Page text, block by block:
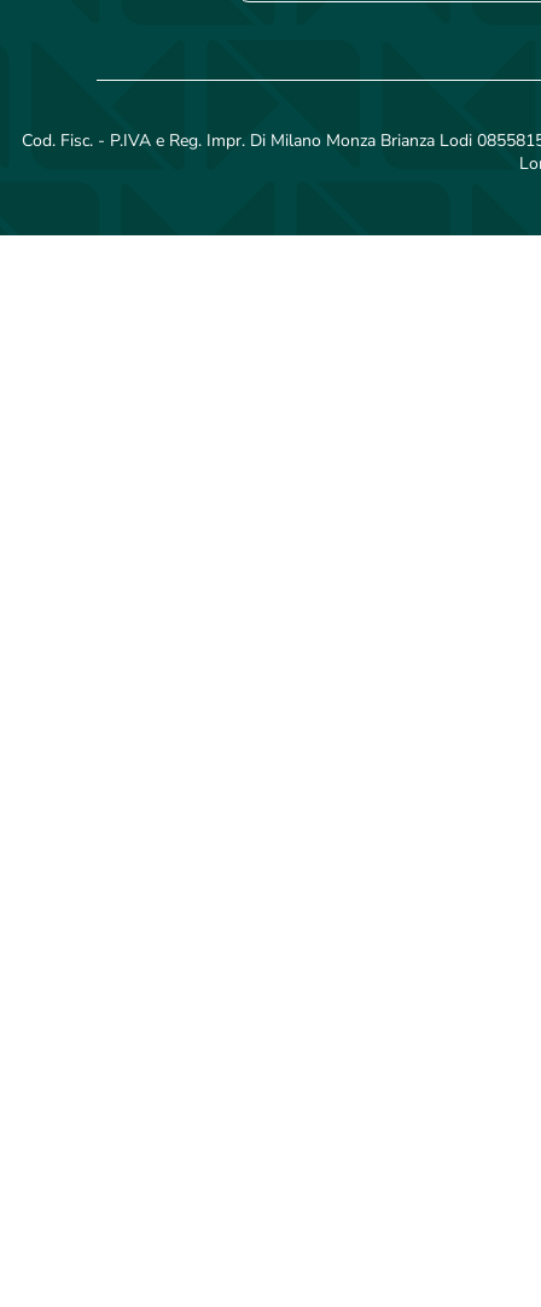
Cod. Fisc. - P.IVA e Reg. Impr. Di Milano Monza Brianza Lodi